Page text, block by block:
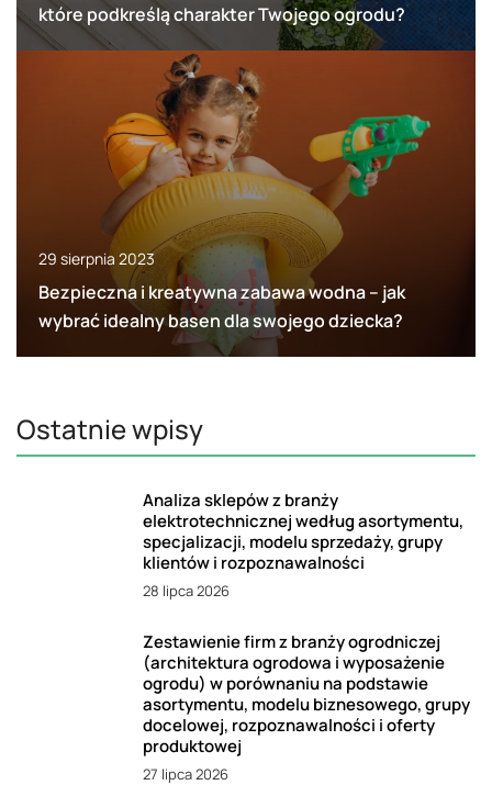
które podkreślą charakter Twojego ogrodu?
29 sierpnia 2023
Bezpieczna i kreatywna zabawa wodna – jak
wybrać idealny basen dla swojego dziecka?
Ostatnie wpisy
Analiza sklepów z branży
elektrotechnicznej według asortymentu,
specjalizacji, modelu sprzedaży, grupy
klientów i rozpoznawalności
28 lipca 2026
Zestawienie firm z branży ogrodniczej
(architektura ogrodowa i wyposażenie
ogrodu) w porównaniu na podstawie
asortymentu, modelu biznesowego, grupy
docelowej, rozpoznawalności i oferty
produktowej
27 lipca 2026